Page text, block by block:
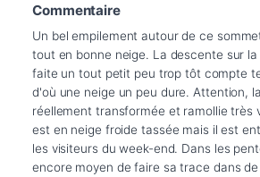
Commentaire
Un bel empilement autour de ce
tout en bonne neige. La descente sur la
faite un tout petit peu trop tôt compte
d'où une neige un peu dure. Attention,
réellement transformée et ramollie très
est en neige froide tassée mais il est
les visiteurs du week-end. Dans les
encore moyen de faire sa trace dans